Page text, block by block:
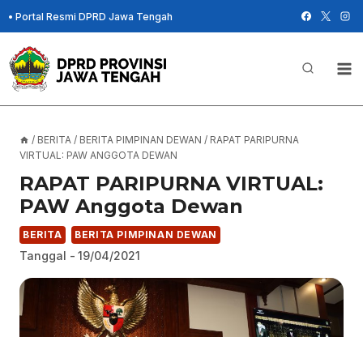
Skip
to
content
• Portal Resmi DPRD Jawa Tengah
/ BERITA / BERITA PIMPINAN DEWAN / RAPAT PARIPURNA
VIRTUAL: PAW ANGGOTA DEWAN
RAPAT PARIPURNA VIRTUAL:
PAW Anggota Dewan
BERITA BERITA PIMPINAN DEWAN
Tanggal - 19/04/2021